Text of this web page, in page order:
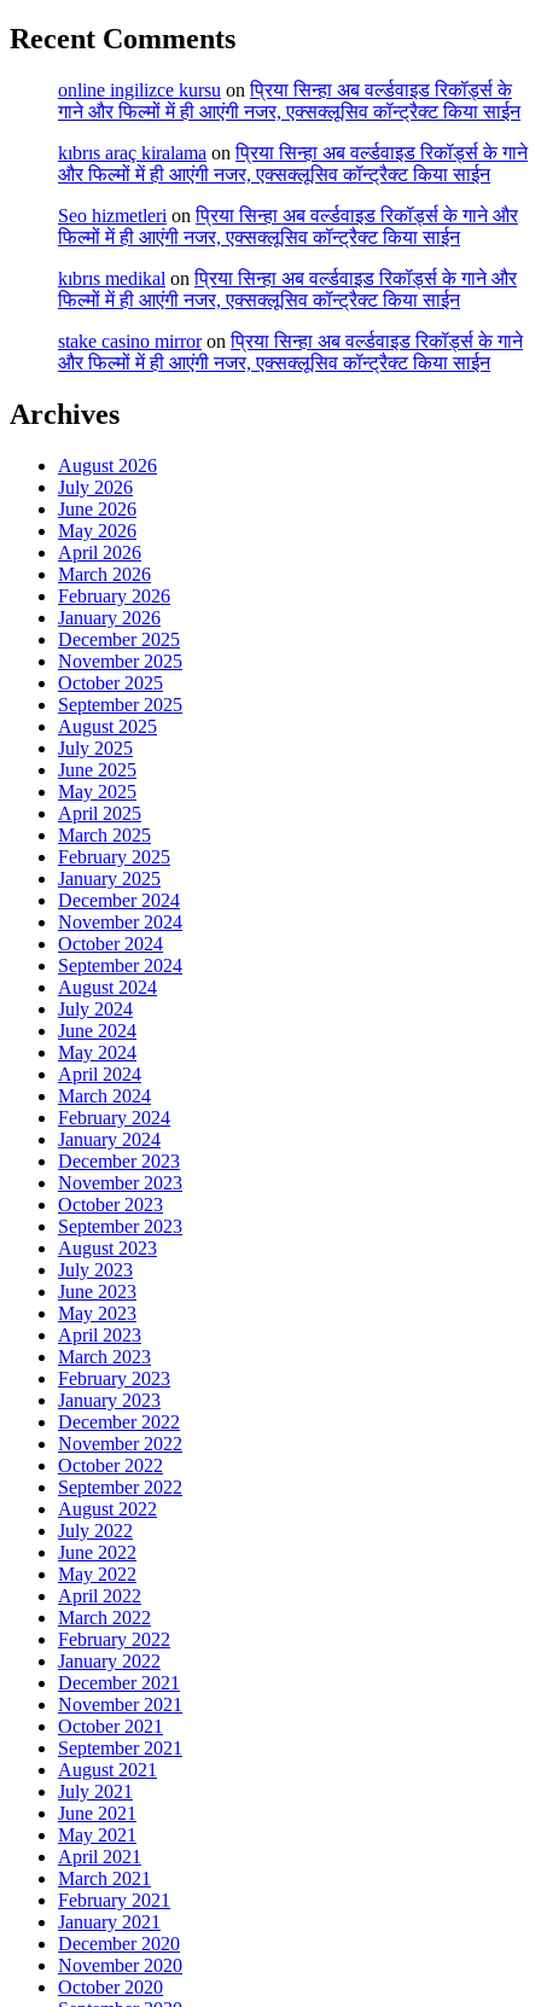
Recent Comments
online ingilizce kursu onप्रिया सिन्हा अब वर्ल्डवाइड रिकॉर्ड्स के
गाने और फिल्मों में ही आएंगी नजर, एक्सक्लूसिव कॉन्ट्रैक्ट किया साईन
kıbrıs araç kiralama onप्रिया सिन्हा अब वर्ल्डवाइड रिकॉर्ड्स के गाने
और फिल्मों में ही आएंगी नजर, एक्सक्लूसिव कॉन्ट्रैक्ट किया साईन
Seo hizmetleri onप्रिया सिन्हा अब वर्ल्डवाइड रिकॉर्ड्स के गाने और
फिल्मों में ही आएंगी नजर, एक्सक्लूसिव कॉन्ट्रैक्ट किया साईन
kıbrıs medikal onप्रिया सिन्हा अब वर्ल्डवाइड रिकॉर्ड्स के गाने और
फिल्मों में ही आएंगी नजर, एक्सक्लूसिव कॉन्ट्रैक्ट किया साईन
stake casino mirroronप्रिया सिन्हा अब वर्ल्डवाइड रिकॉर्ड्स के गाने
और फिल्मों में ही आएंगी नजर, एक्सक्लूसिव कॉन्ट्रैक्ट किया साईन
Archives
August 2026
July 2026
June 2026
May 2026
April 2026
March 2026
February 2026
January 2026
December 2025
November 2025
October 2025
September 2025
August 2025
July 2025
June 2025
May 2025
April 2025
March 2025
February 2025
January 2025
December 2024
November 2024
October 2024
September 2024
August 2024
July 2024
June 2024
May 2024
April 2024
March 2024
February 2024
January 2024
December 2023
November 2023
October 2023
September 2023
August 2023
July 2023
June 2023
May 2023
April 2023
March 2023
February 2023
January 2023
December 2022
November 2022
October 2022
September 2022
August 2022
July 2022
June 2022
May 2022
April 2022
March 2022
February 2022
January 2022
December 2021
November 2021
October 2021
September 2021
August 2021
July 2021
June 2021
May 2021
April 2021
March 2021
February 2021
January 2021
December 2020
November 2020
October 2020